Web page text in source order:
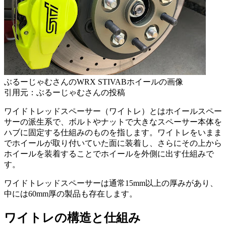
ぶるーじゃむさんのWRX STIVABホイールの画像
引用元：ぶるーじゃむさんの投稿
ワイドトレッドスペーサー（ワイトレ）とはホイールスペー
サーの派生系で、ボルトやナットで大きなスペーサー本体を
ハブに固定する仕組みのものを指します。ワイトレをいまま
でホイールが取り付いていた面に装着し、さらにその上から
ホイールを装着することでホイールを外側に出す仕組みで
す。
ワイドトレッドスペーサーは通常15mm以上の厚みがあり、
中には60mm厚の製品も存在します。
ワイトレの構造と仕組み